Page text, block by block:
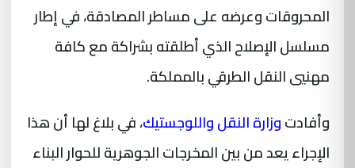
المحروقات وعرضه على مساطر المصادقة، في إطار
مسلسل الإصلاح الذي أطلقته بشراكة مع كافة
مهنيي النقل الطرقي بالمملكة.
وأفادتوزارة النقل واللوجستيك، في بلاغ لها أن هذا
الإجراء يعد من بين المخرجات الجوهرية للحوار البناء